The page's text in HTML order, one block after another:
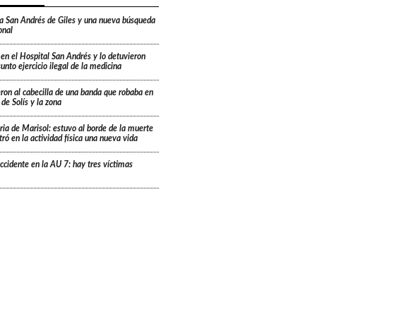
San Andrés de Giles y una nueva búsqueda
en el Hospital San Andrés y lo detuvieron
ejercicio ilegal de la medicina
al cabecilla de una banda que robaba en
Solís y la zona
de Marisol: estuvo al borde de la muerte
en la actividad física una nueva vida
en la AU 7: hay tres víctimas